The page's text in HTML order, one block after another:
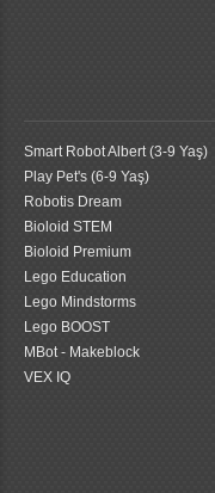
Smart Robot Albert (3-9 Yaş)
Play Pet's (6-9 Yaş)
Robotis Dream
Bioloid STEM
Bioloid Premium
Lego Education
Lego Mindstorms
Lego BOOST
MBot - Makeblock
VEX IQ